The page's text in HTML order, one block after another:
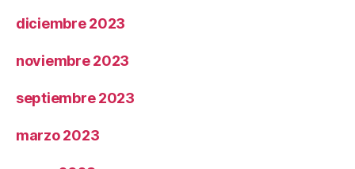
diciembre 2023
noviembre 2023
septiembre 2023
marzo 2023